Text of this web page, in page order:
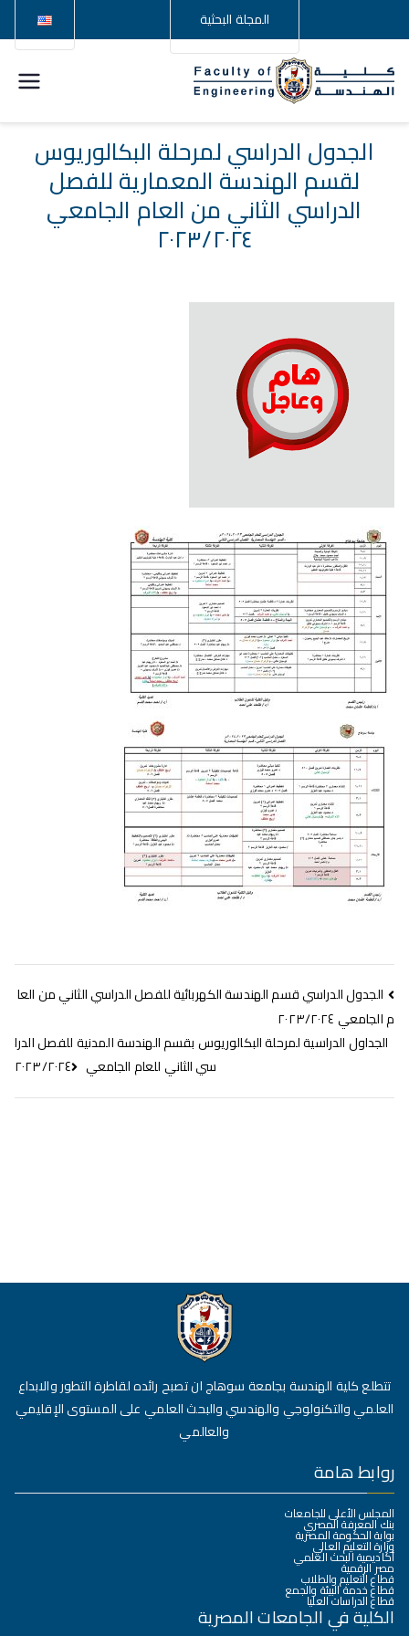
المجلة البحثية
كلية
الهندسة –
جامعة
سوهاج
الجدول الدراسي لمرحلة البكالوريوس
لقسم الهندسة المعمارية للفصل
الدراسي الثاني من العام الجامعي
٢٠٢٣/٢٠٢٤
الجدول الدراسي قسم الهندسة الكهربائية للفصل الدراسي الثاني من العا
م الجامعي ٢٠٢٣/٢٠٢٤
الجداول الدراسية لمرحلة البكالوريوس بقسم الهندسة المدنية للفصل الدرا
سي الثاني للعام الجامعي ٢٠٢٣/٢٠٢٤
تتطلع كلية الهندسة بجامعة سوهاج ان تصبح رائده لقاطرة التطور والابداع
العلمي والتكنولوجي والهندسي والبحث العلمي على المستوى الإقليمي
والعالمي
روابط هامة
المجلس الأعلى للجامعات
بنك المعرفة المصري
بوابة الحكومة المصرية
وزارة التعليم العالي
أكاديمية البحث العلمي
مصر الرقمية
قطاع التعليم والطلاب
قطاع خدمة البيئة والجمع
قطاع الدراسات العليا
الكلية في الجامعات المصرية